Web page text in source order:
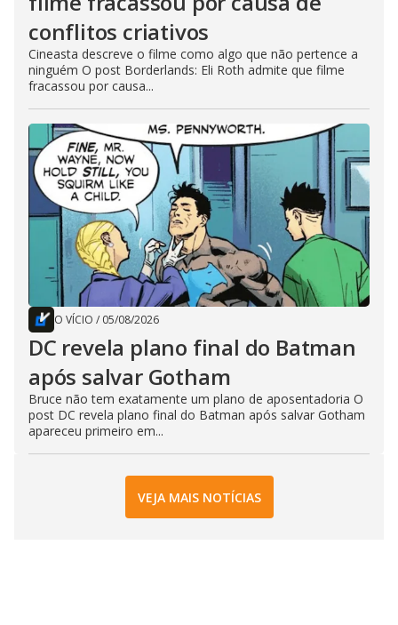
conflitos criativos
Cineasta descreve o filme como algo que não pertence a
ninguém O post Borderlands: Eli Roth admite que filme
fracassou por causa...
O VÍCIO / 05/08/2026
DC revela plano final do Batman
após salvar Gotham
Bruce não tem exatamente um plano de aposentadoria O
post DC revela plano final do Batman após salvar Gotham
apareceu primeiro em...
VEJA MAIS NOTÍCIAS